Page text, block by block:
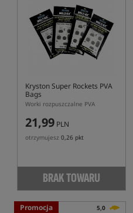
Kryston Super Rockets PVA
Bags
Worki rozpuszczalne PVA
21,99 PLN
otrzymujesz 0,26 pkt
BRAK TOWARU
Promocja 5,0